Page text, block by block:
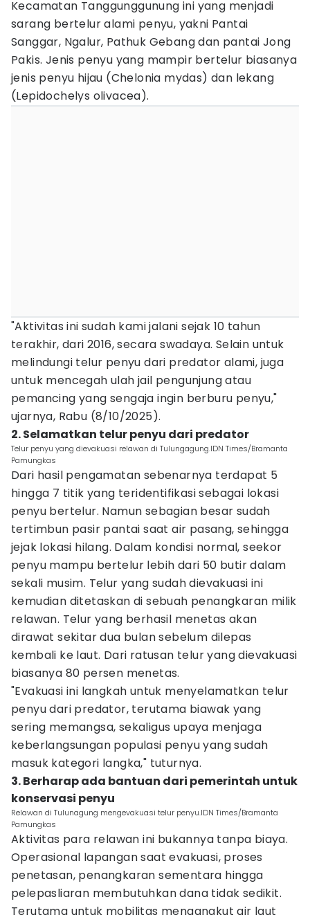
Kecamatan Tanggunggunung ini yang menjadi
sarang bertelur alami penyu, yakni Pantai
Sanggar, Ngalur, Pathuk Gebang dan pantai Jong
Pakis. Jenis penyu yang mampir bertelur biasanya
jenis penyu hijau (Chelonia mydas) dan lekang
(Lepidochelys olivacea).
"Aktivitas ini sudah kami jalani sejak 10 tahun
terakhir, dari 2016, secara swadaya. Selain untuk
melindungi telur penyu dari predator alami, juga
untuk mencegah ulah jail pengunjung atau
pemancing yang sengaja ingin berburu penyu,"
ujarnya, Rabu (8/10/2025).
2. Selamatkan telur penyu dari predator
Telur penyu yang dievakuasi relawan di Tulungagung.IDN Times/Bramanta
Pamungkas
Dari hasil pengamatan sebenarnya terdapat 5
hingga 7 titik yang teridentifikasi sebagai lokasi
penyu bertelur. Namun sebagian besar sudah
tertimbun pasir pantai saat air pasang, sehingga
jejak lokasi hilang. Dalam kondisi normal, seekor
penyu mampu bertelur lebih dari 50 butir dalam
sekali musim. Telur yang sudah dievakuasi ini
kemudian ditetaskan di sebuah penangkaran milik
relawan. Telur yang berhasil menetas akan
dirawat sekitar dua bulan sebelum dilepas
kembali ke laut. Dari ratusan telur yang dievakuasi
biasanya 80 persen menetas.
"Evakuasi ini langkah untuk menyelamatkan telur
penyu dari predator, terutama biawak yang
sering memangsa, sekaligus upaya menjaga
keberlangsungan populasi penyu yang sudah
masuk kategori langka," tuturnya.
3. Berharap ada bantuan dari pemerintah untuk
konservasi penyu
Relawan di Tulunagung mengevakuasi telur penyu.IDN Times/Bramanta
Pamungkas
Aktivitas para relawan ini bukannya tanpa biaya.
Operasional lapangan saat evakuasi, proses
penetasan, penangkaran sementara hingga
pelepasliaran membutuhkan dana tidak sedikit.
Terutama untuk mobilitas mengangkut air laut